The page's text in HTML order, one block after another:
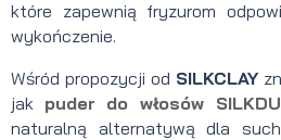
które zapewnią fryzurom
wykończenie.
Wśród propozycji od SILKCLAY
jak puder do włosów
naturalną alternatywą dla